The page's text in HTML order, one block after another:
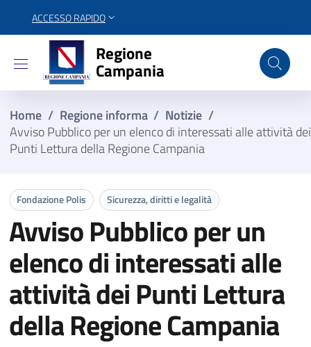
ACCESSO RAPIDO
Regione Campania
Regione
Campania
Home / Regione informa / Notizie /
Avviso Pubblico per un elenco di interessati alle attività dei
Punti Lettura della Regione Campania
Fondazione Polis Sicurezza, diritti e legalità
Avviso Pubblico per un
elenco di interessati alle
attività dei Punti Lettura
della Regione Campania